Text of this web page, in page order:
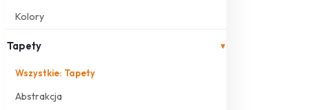
Kolory
Tapety ▾
Wszystkie: Tapety
Abstrakcja